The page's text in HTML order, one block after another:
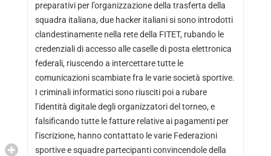
preparativi per l’organizzazione della trasferta della
squadra italiana, due hacker italiani si sono introdotti
clandestinamente nella rete della FITET, rubando le
credenziali di accesso alle caselle di posta elettronica
federali, riuscendo a intercettare tutte le
comunicazioni scambiate fra le varie società sportive.
I criminali informatici sono riusciti poi a rubare
l’identità digitale degli organizzatori del torneo, e
falsificando tutte le fatture relative ai pagamenti per
l’iscrizione, hanno contattato le varie Federazioni
sportive e squadre partecipanti convincendole della